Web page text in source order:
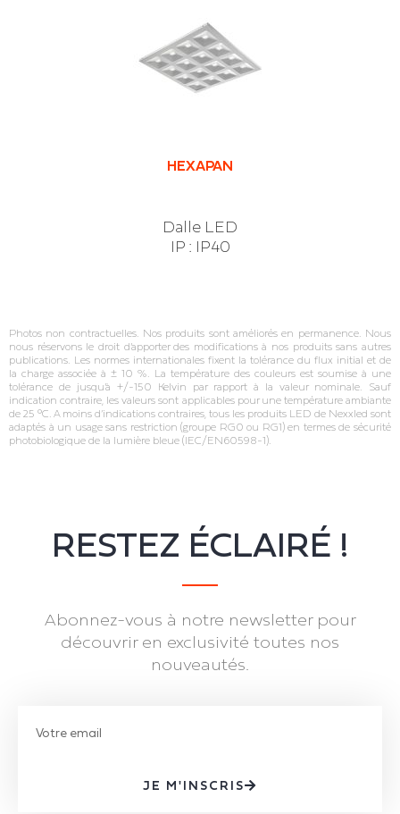
HEXAPAN
Dalle LED
IP : IP40
Photos non contractuelles. Nos produits sont améliorés en permanence. Nous
nous réservons le droit d’apporter des modifications à nos produits sans autres
publications. Les normes internationales fixent la tolérance du flux initial et de
la charge associée à ± 10 %. La température des couleurs est soumise à une
tolérance de jusqu’à +/‐150 Kelvin par rapport à la valeur nominale. Sauf
indication contraire, les valeurs sont applicables pour une température ambiante
de 25 °C. A moins d’indications contraires, tous les produits LED de Nexxled sont
adaptés à un usage sans restriction (groupe RG0 ou RG1) en termes de sécurité
photobiologique de la lumière bleue (IEC/EN60598‐1).
RESTEZ ÉCLAIRÉ !
Abonnez-vous à notre newsletter pour
découvrir en exclusivité toutes nos
nouveautés.
JE M'INSCRIS